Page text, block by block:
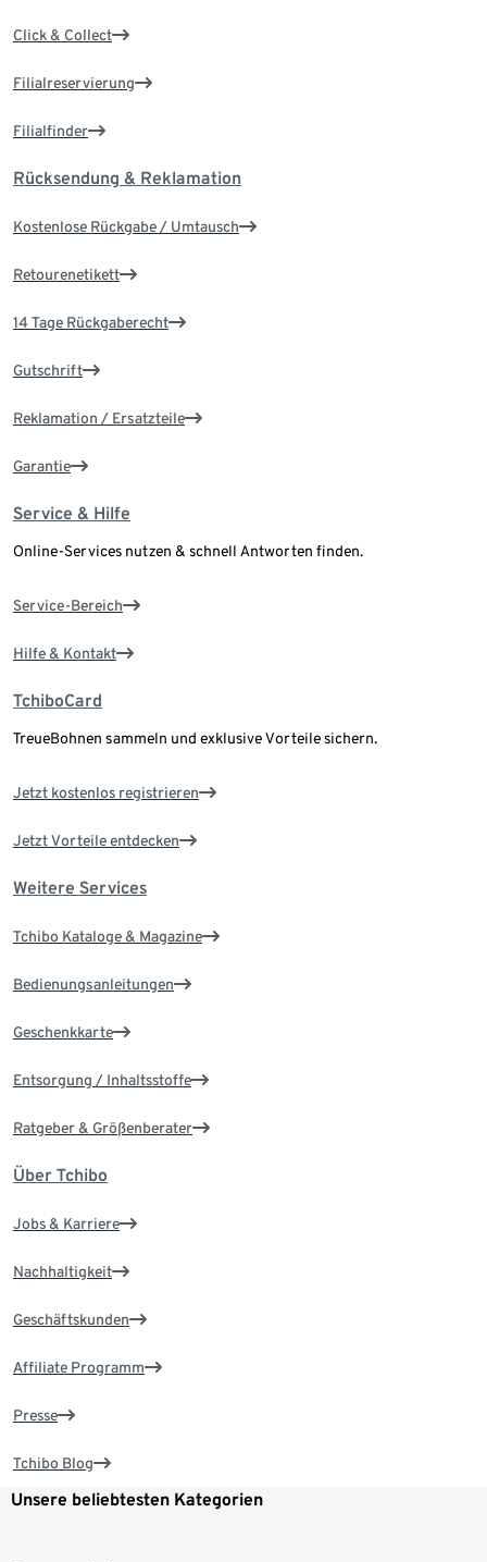
Click & Collect
Filialreservierung
Filialfinder
Rücksendung & Reklamation
Kostenlose Rückgabe / Umtausch
Retourenetikett
14 Tage Rückgaberecht
Gutschrift
Reklamation / Ersatzteile
Garantie
Service & Hilfe
Online-Services nutzen & schnell Antworten finden.
Service-Bereich
Hilfe & Kontakt
TchiboCard
TreueBohnen sammeln und exklusive Vorteile sichern.
Jetzt kostenlos registrieren
Jetzt Vorteile entdecken
Weitere Services
Tchibo Kataloge & Magazine
Bedienungsanleitungen
Geschenkkarte
Entsorgung / Inhaltsstoffe
Ratgeber & Größenberater
Über Tchibo
Jobs & Karriere
Nachhaltigkeit
Geschäftskunden
Affiliate Programm
Presse
Tchibo Blog
Unsere beliebtesten Kategorien